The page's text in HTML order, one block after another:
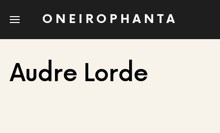
ONEIROPHANTA
Audre Lorde